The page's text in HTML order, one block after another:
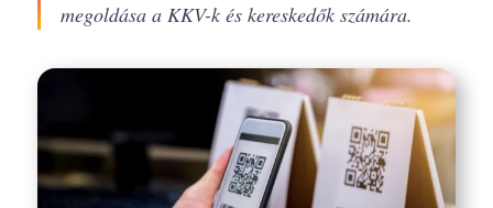
megoldása a KKV-k és kereskedők számára.